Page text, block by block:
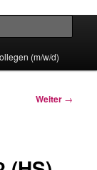
(m/w/d)
Weiter →